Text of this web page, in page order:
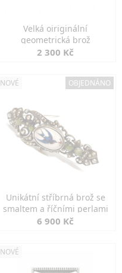
Velká oiriginální
geometrická brož
2 300 Kč
NOVÉ OBJEDNÁNO
Unikátní stříbrná brož se
smaltem a říčními perlami
6 900 Kč
NOVÉ